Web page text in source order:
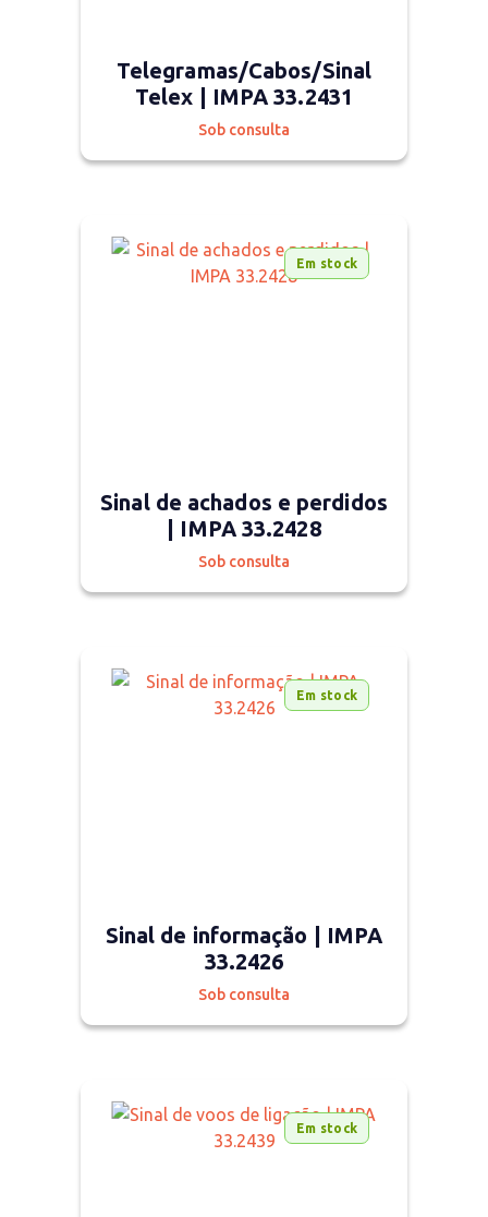
Telegramas/Cabos/Sinal
Telex | IMPA 33.2431
Sob consulta
Em stock
Sinal de achados e perdidos
| IMPA 33.2428
Sob consulta
Em stock
Sinal de informação | IMPA
33.2426
Sob consulta
Em stock